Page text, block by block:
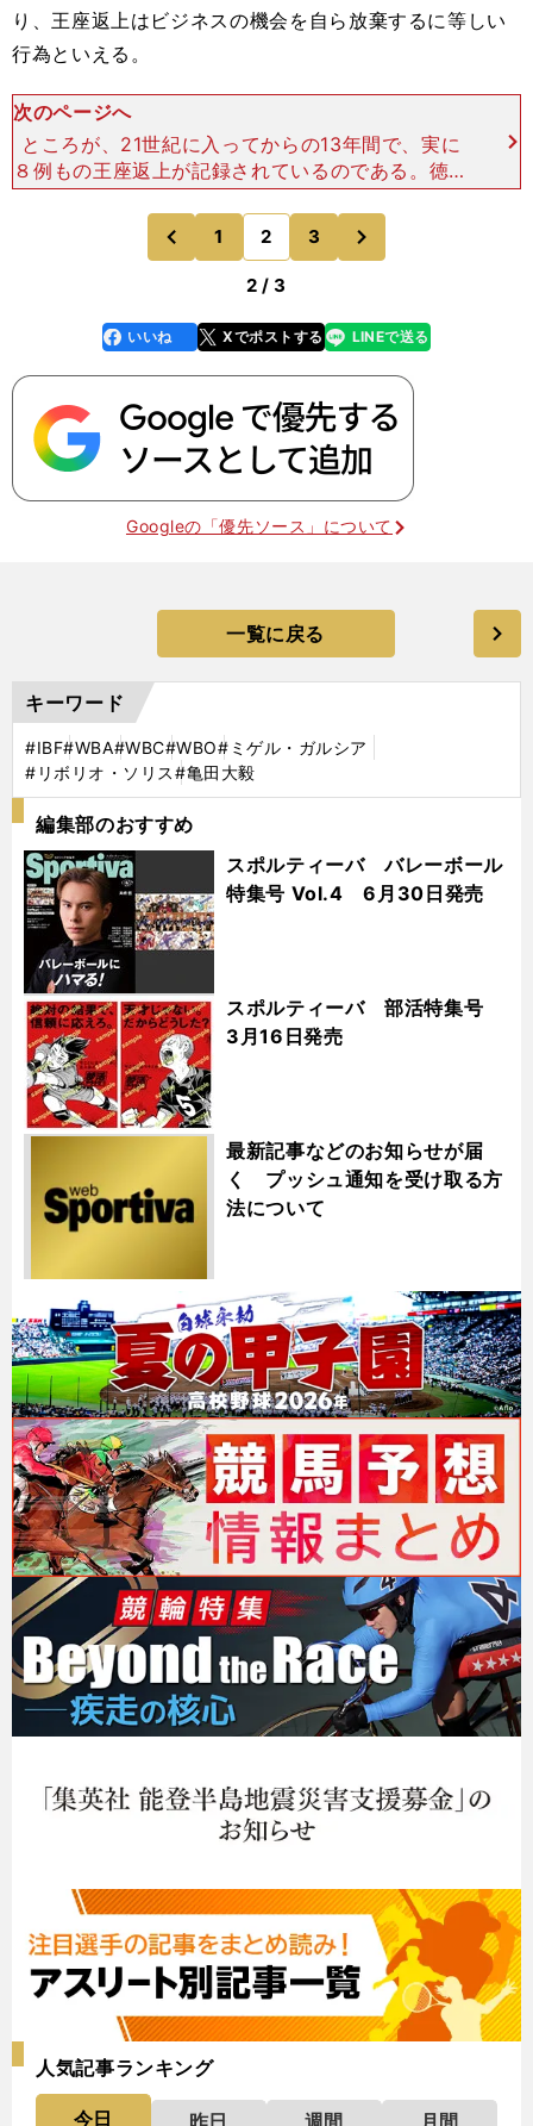
り、王座返上はビジネスの機会を自ら放棄するに等しい
行為といえる。
次のページへ
ところが、21世紀に入ってからの13年間で、実に
８例もの王座返上が記録されているのである。徳山
昌守（ＷＢＣスーパーフライ級）、新井田豊（ＷＢ
Ａミニマム級）、亀田興毅（ＷＢＡライトフライ
級、ＷＢＡバンタ
前
のページへ
1 2 3
2 / 3
faceboo
k
いいね Xでポストする
line LINEで送る
Googleの「優先ソース」について
一覧に戻る
キーワード
#IBF#WBA#WBC#WBO#ミゲル・ガルシア
#リボリオ・ソリス#亀田大毅
編集部のおすすめ
スポルティーバ バレーボール
特集号 Vol.4 6月30日発売
スポルティーバ 部活特集号
3月16日発売
最新記事などのお知らせが届
く プッシュ通知を受け取る方
法について
人気記事ランキング
今日 昨日 週間 月間